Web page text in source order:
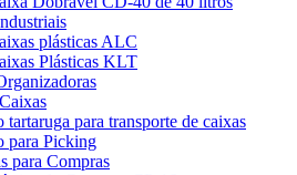
plásticas ALC
Plásticas KLT
tartaruga para transporte de caixas
para Picking
para Compras